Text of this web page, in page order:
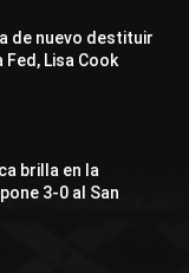
de nuevo destituir
Lisa Cook
brilla en la
3-0 al San